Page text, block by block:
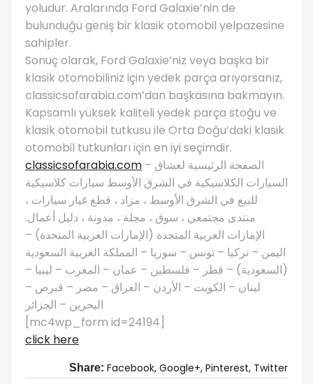
yoludur. Aralarında Ford Galaxie’nin de
bulunduğu geniş bir klasik otomobil yelpazesine
sahipler.
Sonuç olarak, Ford Galaxie’niz veya başka bir
klasik otomobiliniz için yedek parça arıyorsanız,
classicsofarabia.com’dan başkasına bakmayın.
Kapsamlı yüksek kaliteli yedek parça stoğu ve
klasik otomobil tutkusu ile Orta Doğu’daki klasik
otomobil tutkunları için en iyi seçimdir.
classicsofarabia.com – الصفحة الرئيسية لعشاق
السيارات الكلاسيكية في الشرق الأوسط سيارات كلاسيكية
للبيع في الشرق الأوسط ، مزاد ، قطع غيار سيارات ،
منتدى مجتمعي ، سوق ، مجلة ، مدونة ، دليل أعمال.
الإمارات العربية المتحدة (الإمارات العربية المتحدة) –
اليمن – تركيا – تونس – سوريا – المملكة العربية السعودية
(السعودية) – قطر – فلسطين – عمان – المغرب – ليبيا –
لبنان – الكويت – الأردن – العراق – مصر – قبرص –
البحرين – الجزائر
[mc4wp_form id=24194]
click here
Share: Facebook, Google+, Pinterest, Twitter